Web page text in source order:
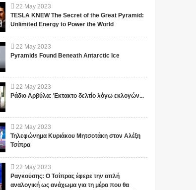
22 May 2023
TESLA KNEW The Secret of the Great Pyramid:
Unlimited Energy to Power the World
22 May 2023
Pyramids Found Beneath Antarctic Ice
22 May 2023
Ράδιο Αρβύλα: Έκτακτο δελτίο λόγω εκλογών...
22 May 2023
Τηλεφώνημα Κυριάκου Μητσοτάκη στον Αλέξη
Τσίπρα
22 May 2023
Ραγκούσης: Ο Τσίπρας έφερε την απλή
αναλογική ως ανάχωμα για τη μέρα που θα